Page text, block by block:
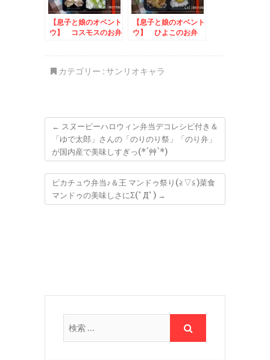
【息子と娘のオベント
ウ】 コスモスのお弁
【息子と娘のオベント
ウ】 ひよこのお弁
カテゴリー :サンリオキャラ
← スヌーピーハロウィン弁当デコレシピ付き＆
「ゆで太郎」さんの「のりのり祭」「のり弁」
が国内産で美味しすぎっ(*´艸`*)
ピカチュウ弁当♪＆王 マンドゥ祭り(≧▽≦)菜食
マンドゥの美味しさにΣ(ﾟДﾟ) →